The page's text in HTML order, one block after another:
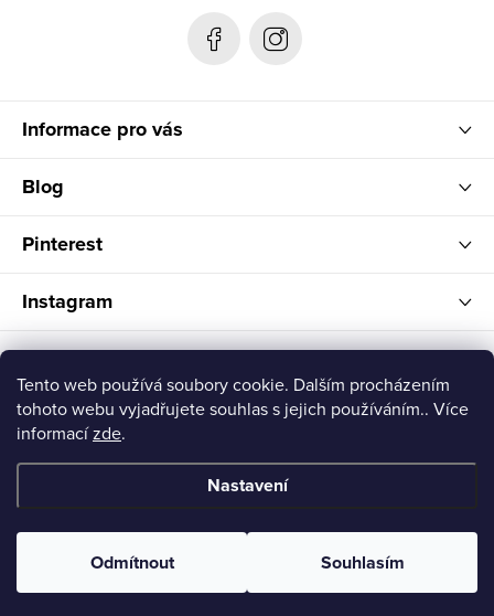
Tento web používá soubory cookie. Dalším procházením
tohoto webu vyjadřujete souhlas s jejich používáním.. Více
informacízde.
Nastavení
Odmítnout Souhlasím
Informace pro vás
Blog
Pinterest
Instagram
Copyright 2026Feliti shop. Všechna práva vyhrazena.